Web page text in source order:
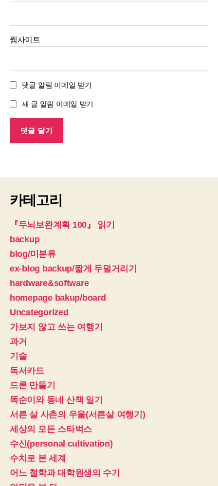
웹사이트
댓글 알림 이메일 받기
새 글 알림 이메일 받기
카테고리
『두뇌보완계획 100』 읽기
backup
blog/미분류
ex-blog backup/짧게 두덜거리기
hardware&software
homepage bakup/board
Uncategorized
가보지 않고 쓰는 여행기
과거
기술
독서카드
드론 만들기
똑순이와 동네 산책 일기
서른 살 사촌의 우울(서른살 여행기)
세상의 모든 스타벅스
수신(personal cultivation)
수치로 본 세계
어느 철학과 대학원생의 수기